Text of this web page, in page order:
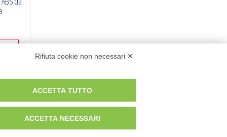
Rifiuta cookie non necessari ✕
ACCETTA TUTTO
ACCETTA NECESSARI